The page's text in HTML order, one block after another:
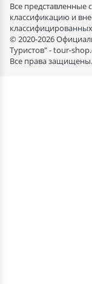
Все
классификацию и
© 2020-2026
Туристов" - tour-
Все права защищены.